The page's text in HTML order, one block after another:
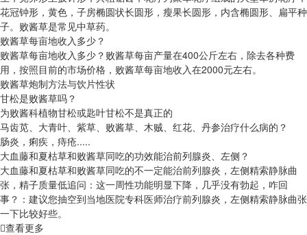
花冠钟形，黄色，子房椭圆状长圆形，瘦果长圆形，内含椭圆形、扁平种
子。败酱草是常见中草药。
败酱草每亩地收入多少？
败酱草每亩地收入多少？败酱草每亩产量在400公斤左右，除去各种费
用，按照目前的市场价格，败酱草每亩地收入在2000元左右。
败酱草炮制方法与饮片性状
甘松是败酱草吗？
为败酱科植物甘松或匙叶甘松不是真正的
马齿苋、大青叶、紫草、败酱草、木贼、红花、丹参治疗什么病的？
肠炎，痢疾，痔疮.....
大血藤和夏枯草和败酱草同吃的功效能治前列腺炎、左侧？
大血藤和夏枯草和败酱草同吃的不一定能治前列腺炎，左侧精索静脉曲
张，精子质量低追问：这一周性功能明显下降，几乎没有勃起，咋回
事？：建议您抽空到当地医院专科医师治疗前列腺炎，左侧精索静脉曲张
一下比较好些。
查看更多